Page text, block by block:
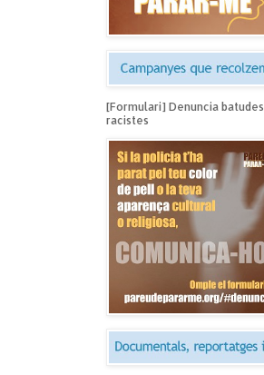
[Formulari] Denuncia batudes
racistes